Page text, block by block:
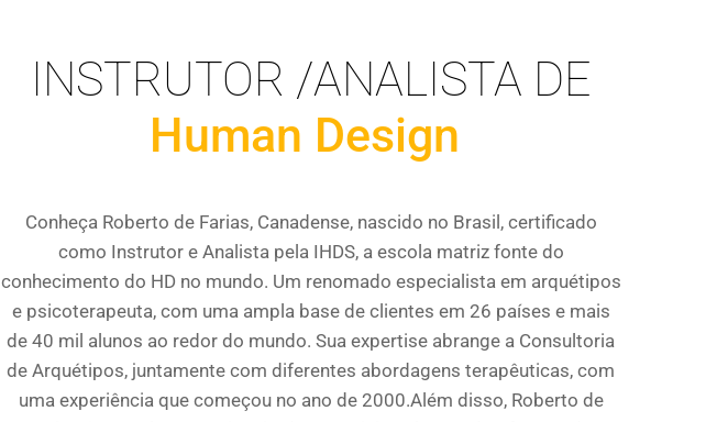
INSTRUTOR /ANALISTA DE
Human Design
Conheça Roberto de Farias, Canadense, nascido no Brasil, certificado
como Instrutor e Analista pela IHDS, a escola matriz fonte do
conhecimento do HD no mundo. Um renomado especialista em arquétipos
e psicoterapeuta, com uma ampla base de clientes em 26 países e mais
de 40 mil alunos ao redor do mundo. Sua expertise abrange a Consultoria
de Arquétipos, juntamente com diferentes abordagens terapêuticas, com
uma experiência que começou no ano de 2000.Além disso, Roberto de